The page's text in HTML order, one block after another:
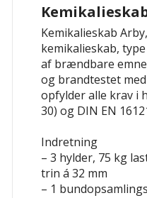
Kemikalieskab
kemikalieskab,
af brændbare
og brandtestet
opfylder alle krav i
30) og DIN EN
Indretning
– 3 hylder, 75 kg
trin á 32 mm
– 1